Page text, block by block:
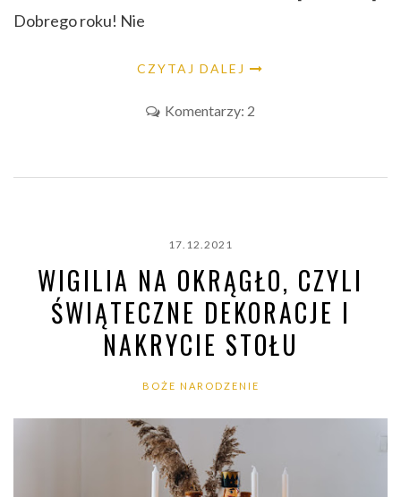
Dobrego roku! Nie
CZYTAJ DALEJ
Komentarzy: 2
17.12.2021
WIGILIA NA OKRĄGŁO, CZYLI
ŚWIĄTECZNE DEKORACJE I
NAKRYCIE STOŁU
BOŻE NARODZENIE